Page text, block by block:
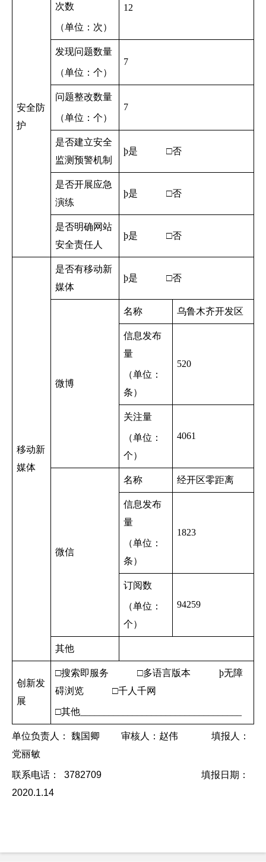
安全防
护
次数
（单位：次）
12
发现问题数量
（单位：个）
7
问题整改数量
（单位：个）
7
是否建立安全
监测预警机制
þ是 □否
是否开展应急
演练
þ是 □否
是否明确网站
安全责任人
þ是 □否
移动新
媒体
是否有移动新
媒体
þ是 □否
微博
名称 乌鲁木齐开发区
信息发布
量
（单位：
条）
520
关注量
（单位：
个）
4061
微信
名称 经开区零距离
信息发布
量
（单位：
条）
1823
订阅数
（单位：
个）
94259
其他
创新发
展
□搜索即服务 □多语言版本 þ无障
碍浏览 □千人千网
□其他
单位负责人： 魏国卿 审核人：赵伟
填报人：
党丽敏
联系电话： 3782709 填报日期：
2020.1.14